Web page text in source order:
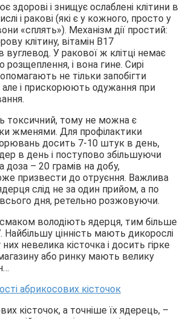
здорові і знищує ослаблені клітини в
і ракові (які є у кожного, просто у
«сплять»). Механізм дії простий:
клітину, вітамін В17
У ракової ж клітці немає
і вона гине. Сирі
не тільки запобігти
але і прискорюють одужання при
токсичний, тому не можна є
жменями. Для профілактики
досить 7-10 штук в день,
в день і поступово збільшуючи
доза – 20 грамів на добу,
призвести до отруєння. Важлива
слід не за один прийом, а по
всього дня, ретельно розжовуючи.
володіють ядерця, тим більше
Найбільшу цінність мають дикорослі
невелика кісточка і досить гірке
або ринку мають велику
кісточок, а точніше їх ядерець, –